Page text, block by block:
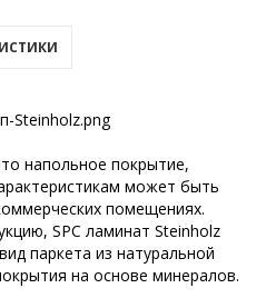
напольное покрытие,
может быть
помещениях.
SPC ламинат Steinholz
паркета из натуральной
на основе минералов.